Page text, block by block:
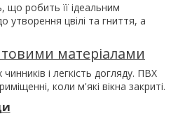
що робить її ідеальним
утворення цвілі та гниття, а
матеріалами
і легкість догляду. ПВХ
коли м'які вікна закриті.